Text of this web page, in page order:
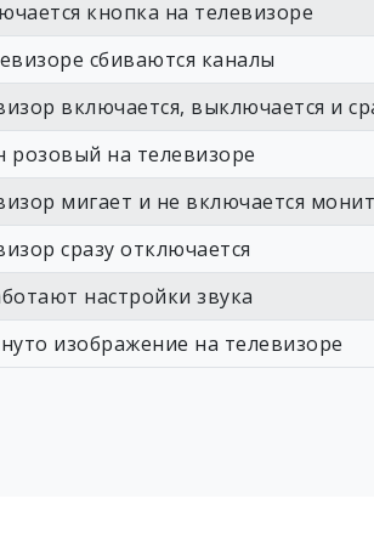
кнопка на телевизоре
сбиваются каналы
включается, выключается и
розовый на телевизоре
мигает и не включается
сразу отключается
настройки звука
изображение на телевизоре